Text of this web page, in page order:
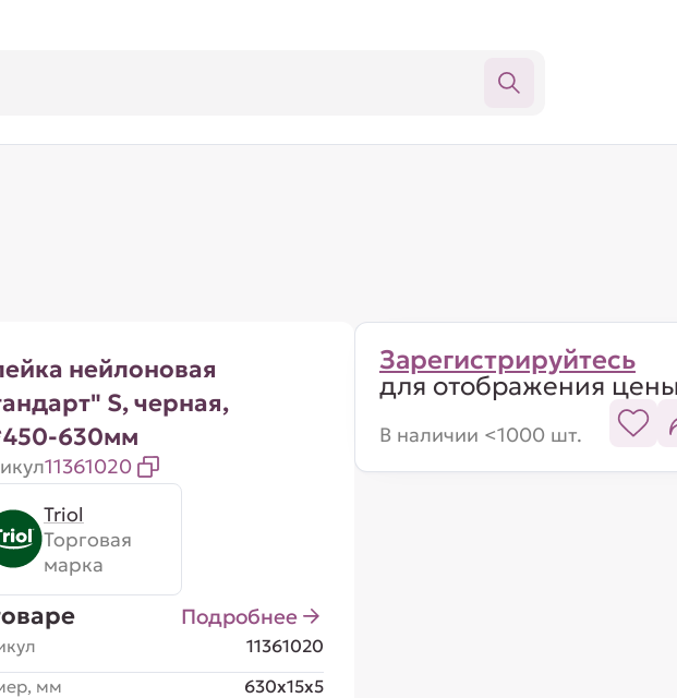
нейлоновая
S, черная,
630мм
11361020
Triol
Торговая
марка
Подробнее
11361020
мм
630x15x5
Зарегистрируйтесь
для отображения
В наличии <1000 шт.